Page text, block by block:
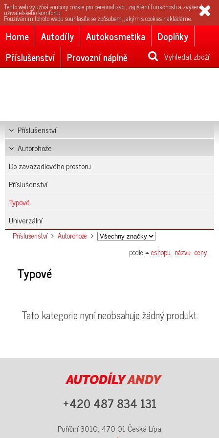
Tento web využívá soubory cookie pro personalizaci, zajištění funkčnosti a zvýšení
uživatelského komfortu.
Používáním tohoto webu souhlasíte se způsobem, jakým s cookies nakládáme.
Home Autodíly Autokosmetika
Doplňky
Příslušenství
Provozní náplně Vyhledat zboží
Příslušenství
Autorohože
Do zavazadlového prostoru
Příslušenství
Typové
Univerzální
Příslušenství Autorohože
Typové
podle eshopu názvu ceny
Tato kategorie nyní neobsahuje žádný produkt.
AUTODÍLYANDY
+420 487 834 131
Poříční 3010, 470 01 Česká Lípa